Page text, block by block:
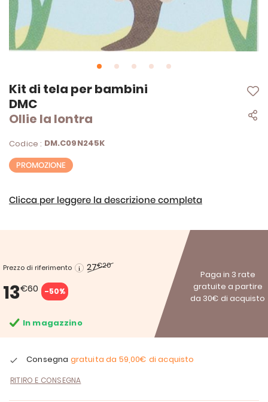
Kit di tela per bambini
DMC
Ollie la lontra
Codice : DM.C09N245K
PROMOZIONE
Clicca per leggere la descrizione completa
Prezzo di riferimento 27€20
13€60 -50%
Paga in 3 rate
gratuite a partire
da 30€ di acquisto
In magazzino
Consegna gratuita da 59,00€ di acquisto
RITIRO E CONSEGNA
Vai
all'inizio
della
galleria
immagini